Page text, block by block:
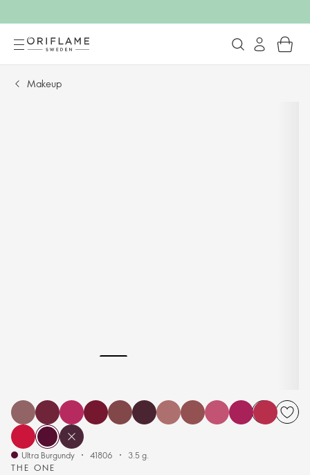
Makeup
THE ONE
Ultra Burgundy 41806 3.5 g.